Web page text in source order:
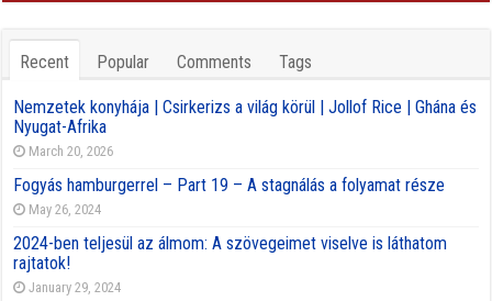
Recent Popular Comments Tags
Nemzetek konyhája | Csirkerizs a világ körül | Jollof Rice | Ghána és
Nyugat-Afrika
March 20, 2026
Fogyás hamburgerrel – Part 19 – A stagnálás a folyamat része
May 26, 2024
2024-ben teljesül az álmom: A szövegeimet viselve is láthatom
rajtatok!
January 29, 2024